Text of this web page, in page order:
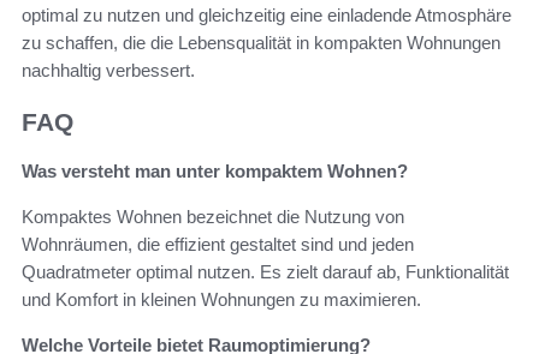
optimal zu nutzen und gleichzeitig eine einladende Atmosphäre
zu schaffen, die die Lebensqualität in kompakten Wohnungen
nachhaltig verbessert.
FAQ
Was versteht man unter kompaktem Wohnen?
Kompaktes Wohnen bezeichnet die Nutzung von
Wohnräumen, die effizient gestaltet sind und jeden
Quadratmeter optimal nutzen. Es zielt darauf ab, Funktionalität
und Komfort in kleinen Wohnungen zu maximieren.
Welche Vorteile bietet Raumoptimierung?